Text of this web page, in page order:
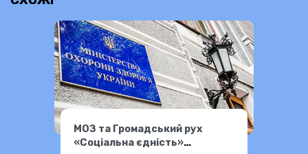
МОЗ та Громадський рух
«Соціальна єдність»